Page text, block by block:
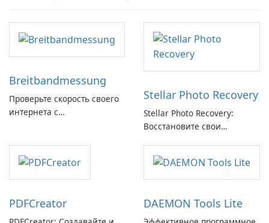
Breitbandmessung
Проверьте скорость своего
интернета с
Stellar Photo Recovery
Stellar Photo Recovery:
Восстановите свои
с легкостью
PDFCreator DAEMON Tools Lite